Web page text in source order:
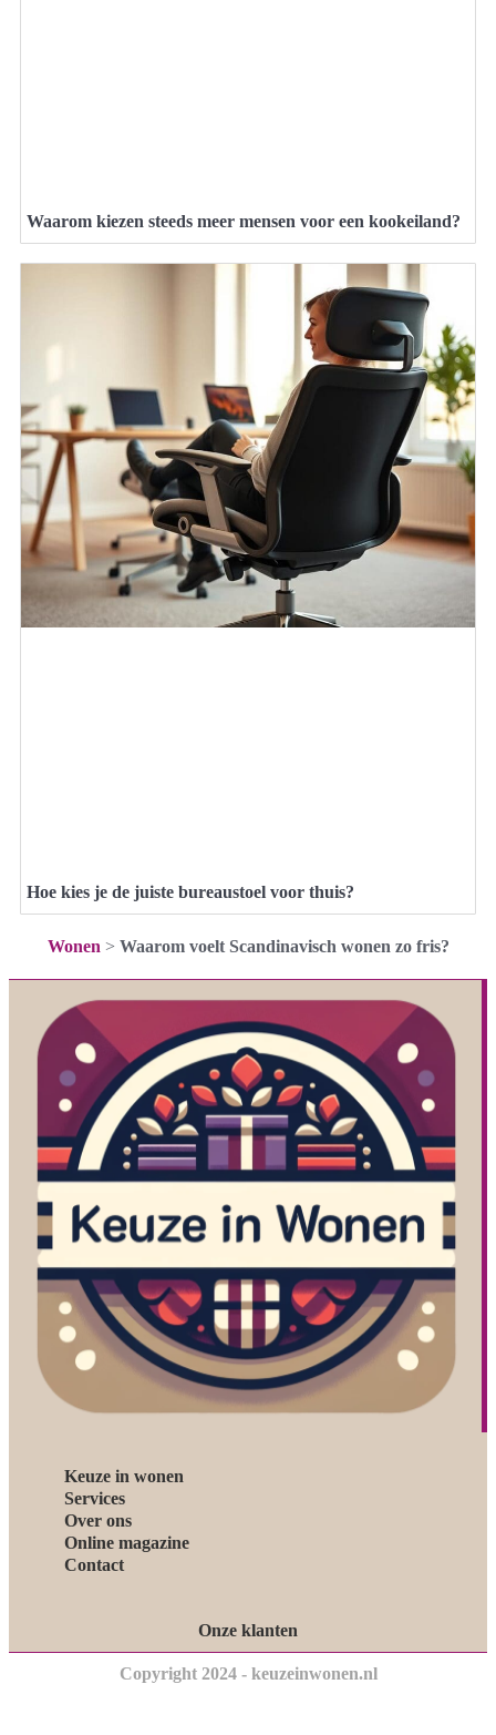
Waarom kiezen steeds meer mensen voor een kookeiland?
Hoe kies je de juiste bureaustoel voor thuis?
Wonen > Waarom voelt Scandinavisch wonen zo fris?
Keuze in wonen
Services
Over ons
Online magazine
Contact
Onze klanten
Copyright 2024 - keuzeinwonen.nl